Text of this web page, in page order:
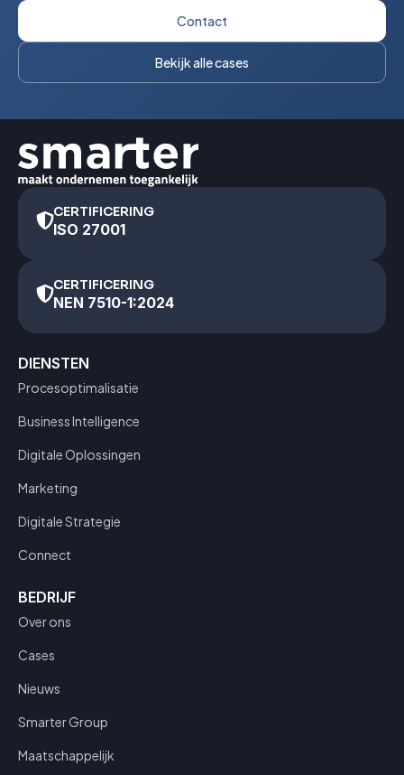
Contact
Bekijk alle cases
CERTIFICERING
ISO 27001
CERTIFICERING
NEN 7510-1:2024
DIENSTEN
Procesoptimalisatie
Business Intelligence
Digitale Oplossingen
Marketing
Digitale Strategie
Connect
BEDRIJF
Over ons
Cases
Nieuws
Smarter Group
Maatschappelijk